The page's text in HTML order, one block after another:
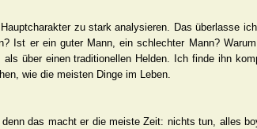
zu stark analysieren. Das überlasse
Ist er ein guter Mann, ein schlechter Mann?
über einen traditionellen Helden. Ich finde ihn
wie die meisten Dinge im Leben.
das macht er die meiste Zeit: nichts tun, alles